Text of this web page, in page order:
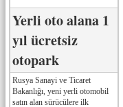
Yerli oto alana 1
yıl ücretsiz
otopark
Rusya Sanayi ve Ticaret
Bakanlığı, yeni yerli otomobil
satın alan sürücülere ilk